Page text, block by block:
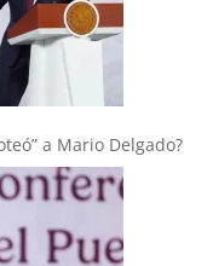
a Mario Delgado?